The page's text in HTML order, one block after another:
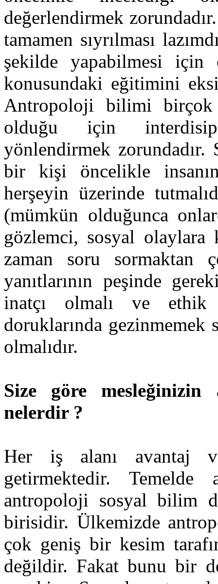
değerlendirmek
tamamen sıyrılması
şekilde yapabilmesi
konusundaki eğitimini
Antropoloji bilimi birçok
olduğu için
yönlendirmek
bir kişi öncelikle
herşeyin üzerinde
(mümkün olduğunca
gözlemci, sosyal
zaman soru sormaktan
yanıtlarının peşinde
inatçı olmalı ve ethik
doruklarında
olmalıdır.
Size göre mesleğinizin
nelerdir ?
Her iş alanı avantaj ve
getirmektedir.
antropoloji sosyal bilim
birisidir. Ülkemizde
çok geniş bir kesim
değildir. Fakat bunu bir